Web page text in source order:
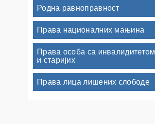
Родна равноправност
Права националних мањина
Права особа са инвалидитетом
и старијих
Права лица лишених слободе